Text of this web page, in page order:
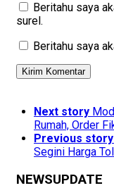
Beritahu saya
surel.
Beritahu saya
Next story
Rumah, Order
Previous story
Segini Harga
NEWSUPDATE